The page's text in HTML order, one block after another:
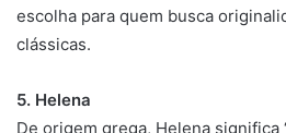
escolha para quem busca
clássicas.
5. Helena
De origem grega, Helena significa